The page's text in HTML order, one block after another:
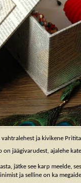
vahtralehest ja kivikene
on jäägivarudest, ajalehe
jätke see karp meelde,
ja selline on ka